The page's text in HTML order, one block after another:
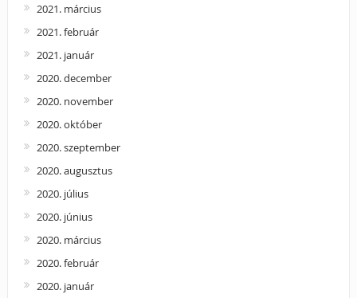
2021. március
2021. február
2021. január
2020. december
2020. november
2020. október
2020. szeptember
2020. augusztus
2020. július
2020. június
2020. március
2020. február
2020. január